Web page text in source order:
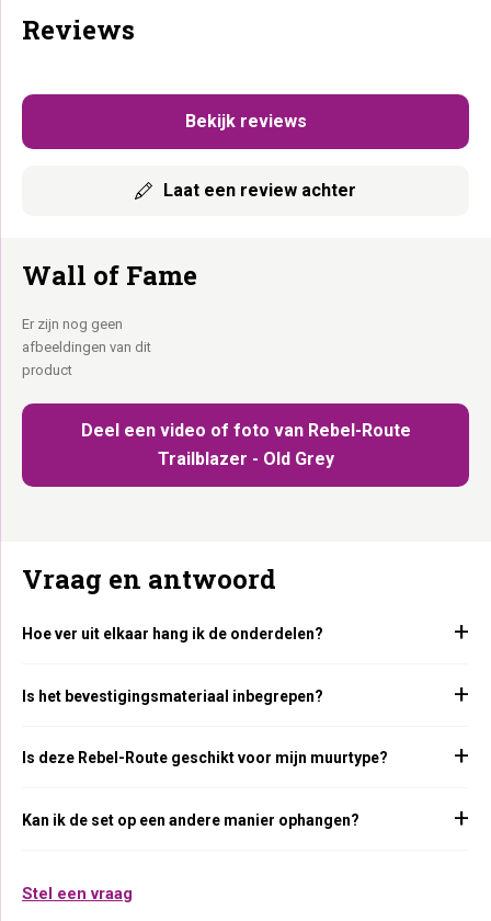
Reviews
Bekijk reviews
Laat een review achter
Wall of Fame
Deel een video of foto van Rebel-Route
Trailblazer - Old Grey
Er zijn nog geen
afbeeldingen van dit
product
Vraag en antwoord
Hoe ver uit elkaar hang ik de onderdelen?
Is het bevestigingsmateriaal inbegrepen?
Is deze Rebel-Route geschikt voor mijn muurtype?
Kan ik de set op een andere manier ophangen?
Stel een vraag